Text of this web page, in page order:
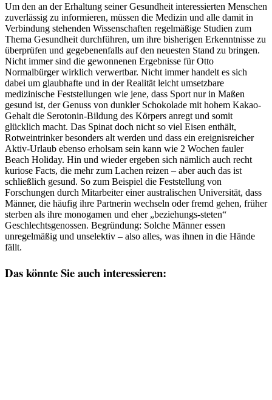
Um den an der Erhaltung seiner Gesundheit interessierten Menschen
zuverlässig zu informieren, müssen die Medizin und alle damit in
Verbindung stehenden Wissenschaften regelmäßige Studien zum
Thema Gesundheit durchführen, um ihre bisherigen Erkenntnisse zu
überprüfen und gegebenenfalls auf den neuesten Stand zu bringen.
Nicht immer sind die gewonnenen Ergebnisse für Otto
Normalbürger wirklich verwertbar. Nicht immer handelt es sich
dabei um glaubhafte und in der Realität leicht umsetzbare
medizinische Feststellungen wie jene, dass Sport nur in Maßen
gesund ist, der Genuss von dunkler Schokolade mit hohem Kakao-
Gehalt die Serotonin-Bildung des Körpers anregt und somit
glücklich macht. Das Spinat doch nicht so viel Eisen enthält,
Rotweintrinker besonders alt werden und dass ein ereignisreicher
Aktiv-Urlaub ebenso erholsam sein kann wie 2 Wochen fauler
Beach Holiday. Hin und wieder ergeben sich nämlich auch recht
kuriose Facts, die mehr zum Lachen reizen – aber auch das ist
schließlich gesund. So zum Beispiel die Feststellung von
Forschungen durch Mitarbeiter einer australischen Universität, dass
Männer, die häufig ihre Partnerin wechseln oder fremd gehen, früher
sterben als ihre monogamen und eher „beziehungs-steten“
Geschlechtsgenossen. Begründung: Solche Männer essen
unregelmäßig und unselektiv – also alles, was ihnen in die Hände
fällt.
Das könnte Sie auch interessieren: